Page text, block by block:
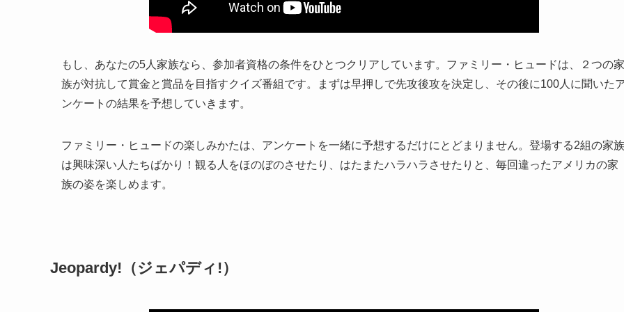
もし、あなたの5人家族なら、参加者資格の条件をひとつクリアしています。ファミリー・ヒュードは、２つの家
族が対抗して賞金と賞品を目指すクイズ番組です。まずは早押しで先攻後攻を決定し、その後に100人に聞いた
ンケートの結果を予想していきます。
ファミリー・ヒュードの楽しみかたは、アンケートを一緒に予想するだけにとどまりません。登場する2組の家族
は興味深い人たちばかり！観る人をほのぼのさせたり、はたまたハラハラさせたりと、毎回違ったアメリカの家
族の姿を楽しめます。
Jeopardy!（ジェパディ!）